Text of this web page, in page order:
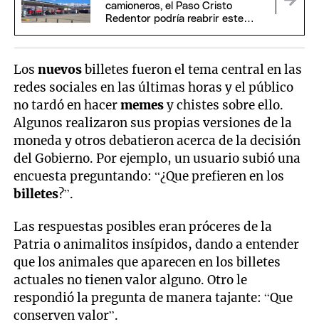
camioneros, el Paso Cristo
Redentor podría reabrir este
Losnuevosbilletes fueron el tema central en las
redes sociales en las últimas horas y el público
no tardó en hacermemesy chistes sobre ello.
Algunos realizaron sus propias versiones de la
moneda y otros debatieron acerca de la decisión
del Gobierno. Por ejemplo, un usuario subió una
encuesta preguntando: “¿Que prefieren en los
billetes?”.
Las respuestas posibles eran próceres de la
Patria o animalitos insípidos, dando a entender
que los animales que aparecen en los billetes
actuales no tienen valor alguno. Otro le
respondió la pregunta de manera tajante: “Que
conserven valor”.